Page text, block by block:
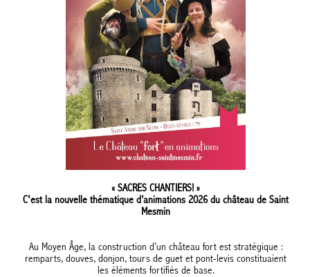
« SACRES CHANTIERS! »
C'est la nouvelle thématique d’animations 2026 du château de Saint
Mesmin
Au Moyen Âge, la construction d’un château fort est stratégique :
remparts, douves, donjon, tours de guet et pont-levis constituaient
les éléments fortifiés de base.